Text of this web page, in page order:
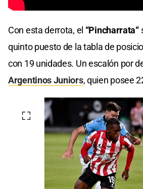
Con esta derrota, el “Pincharrata“
quinto puesto de la tabla de
con 19 unidades. Un escalón por
Argentinos Juniors, quien posee